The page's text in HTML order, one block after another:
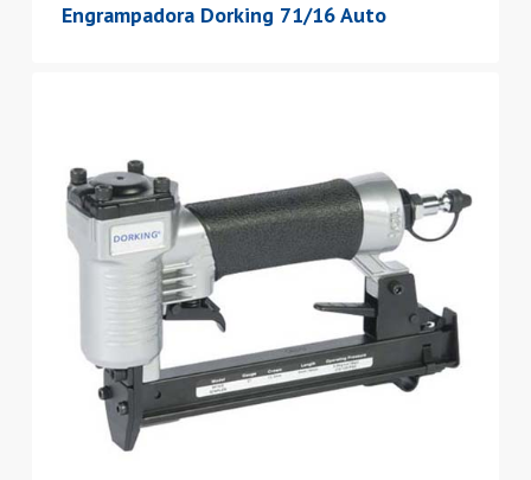
Engrampadora Dorking 71/16 Auto